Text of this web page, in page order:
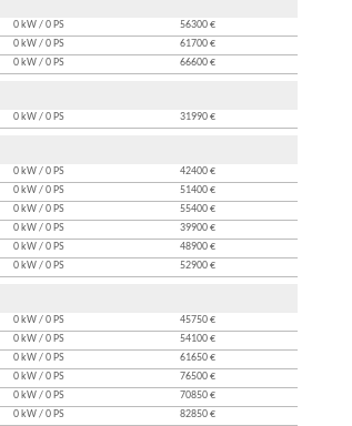
0 kW / 0 PS
56300 €
0 kW / 0 PS
61700 €
0 kW / 0 PS 66600 €
0 kW / 0 PS 31990 €
0 kW / 0 PS
42400 €
0 kW / 0 PS
51400 €
0 kW / 0 PS
55400 €
0 kW / 0 PS
39900 €
0 kW / 0 PS
48900 €
0 kW / 0 PS 52900 €
0 kW / 0 PS
45750 €
0 kW / 0 PS
54100 €
0 kW / 0 PS
61650 €
0 kW / 0 PS
76500 €
0 kW / 0 PS
70850 €
0 kW / 0 PS
82850 €